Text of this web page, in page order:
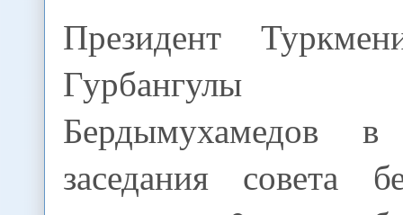
Президент
Гурбангулы
Бердымухамедов
заседания совета